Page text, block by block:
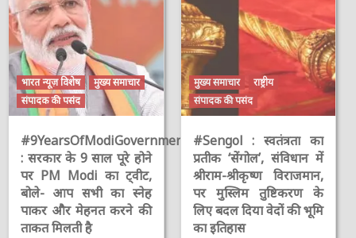
भारत न्यूज़ विशेष
मुख्य समाचार
संपादक की पसंद
#9YearsOfModiGovernment
: सरकार के 9 साल पूरे होने
पर PM Modi का ट्वीट,
बोले- आप सभी का स्नेह
पाकर और मेहनत करने की
ताकत मिलती है
मुख्य समाचार
राष्ट्रीय
संपादक की पसंद
#Sengol : स्वतंत्रता का
प्रतीक ‘सेंगोल’, संविधान में
श्रीराम-श्रीकृष्ण विराजमान,
पर मुस्लिम तुष्टिकरण के
लिए बदल दिया वेदों की भूमि
का इतिहास